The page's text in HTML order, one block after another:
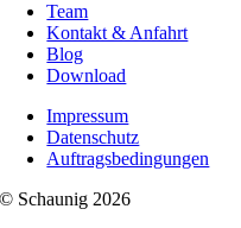
Team
Kontakt & Anfahrt
Blog
Download
Impressum
Datenschutz
Auftragsbedingungen
© Schaunig 2026